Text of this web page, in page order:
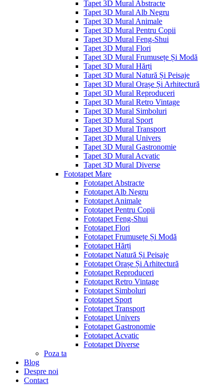
Tapet 3D Mural Abstracte
Tapet 3D Mural Alb Negru
Tapet 3D Mural Animale
Tapet 3D Mural Pentru Copii
Tapet 3D Mural Feng-Shui
Tapet 3D Mural Flori
Tapet 3D Mural Frumusețe Și Modă
Tapet 3D Mural Hărți
Tapet 3D Mural Natură Și Peisaje
Tapet 3D Mural Orașe Și Arhitectură
Tapet 3D Mural Reproduceri
Tapet 3D Mural Retro Vintage
Tapet 3D Mural Simboluri
Tapet 3D Mural Sport
Tapet 3D Mural Transport
Tapet 3D Mural Univers
Tapet 3D Mural Gastronomie
Tapet 3D Mural Acvatic
Tapet 3D Mural Diverse
Fototapet Mare
Fototapet Abstracte
Fototapet Alb Negru
Fototapet Animale
Fototapet Pentru Copii
Fototapet Feng-Shui
Fototapet Flori
Fototapet Frumusețe Și Modă
Fototapet Hărți
Fototapet Natură Și Peisaje
Fototapet Orașe Și Arhitectură
Fototapet Reproduceri
Fototapet Retro Vintage
Fototapet Simboluri
Fototapet Sport
Fototapet Transport
Fototapet Univers
Fototapet Gastronomie
Fototapet Acvatic
Fototapet Diverse
Poza ta
Blog
Despre noi
Contact